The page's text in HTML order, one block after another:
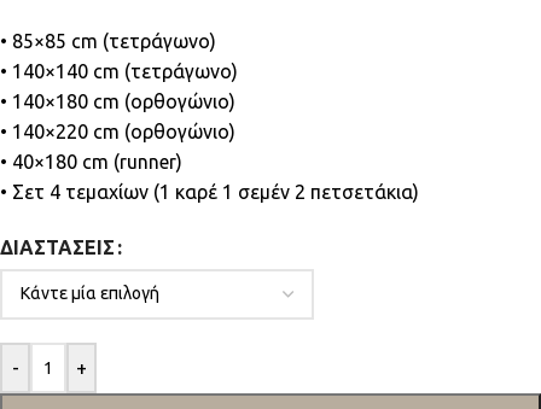
• 85×85 cm (τετράγωνο)
• 140×140 cm (τετράγωνο)
• 140×180 cm (ορθογώνιο)
• 140×220 cm (ορθογώνιο)
• 40×180 cm (runner)
• Σετ 4 τεμαχίων (1 καρέ 1 σεμέν 2 πετσετάκια)
ΔΙΑΣΤΆΣΕΙΣ
- +